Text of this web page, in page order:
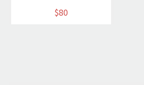
$80